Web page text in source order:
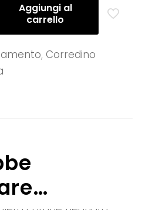
Aggiungi al
carrello
, Corredino